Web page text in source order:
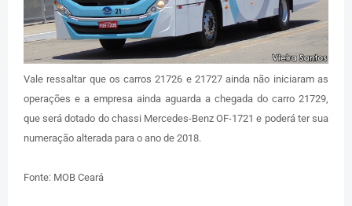
Vale ressaltar que os carros 21726 e 21727 ainda não iniciaram as
operações e a empresa ainda aguarda a chegada do carro 21729,
que será dotado do chassi Mercedes-Benz OF-1721 e poderá ter sua
numeração alterada para o ano de 2018.
Fonte: MOB Ceará